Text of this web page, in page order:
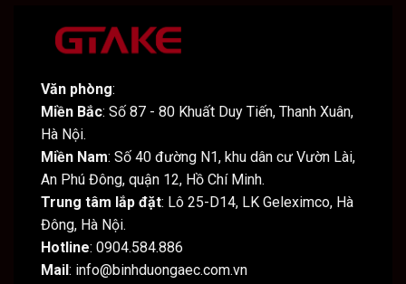
Văn phòng:
Miền Bắc: Số 87 - 80 Khuất Duy Tiến, Thanh Xuân,
Hà Nội.
Miền Nam: Số 40 đường N1, khu dân cư Vườn Lài,
An Phú Đông, quận 12, Hồ Chí Minh.
Trung tâm lắp đặt: Lô 25-D14, LK Geleximco, Hà
Đông, Hà Nội.
Hotline: 0904.584.886
Mail: info@binhduongaec.com.vn